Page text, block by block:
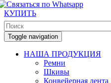
КУПИТЬ
Toggle navigation
НАША ПРОДУКЦИЯ
Ремни
Шкивы
Конвейерная лента